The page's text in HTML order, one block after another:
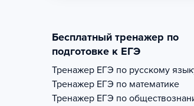
Бесплатный тренажер по
подготовке к ЕГЭ
Тренажер ЕГЭ по русскому
Тренажер ЕГЭ по математике
Тренажер ЕГЭ по